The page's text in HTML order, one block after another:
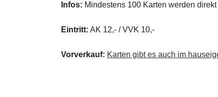
Infos: Mindestens 100 Karten werden
Eintritt: AK 12,- / VVK 10,-
Vorverkauf: Karten gibt es auch im